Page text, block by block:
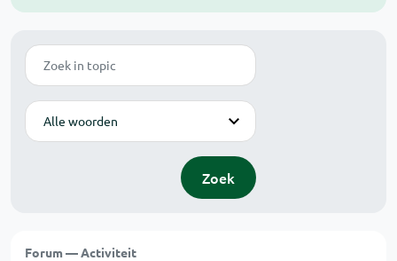
Zoek
Modus
Zoek
Forum — Activiteit